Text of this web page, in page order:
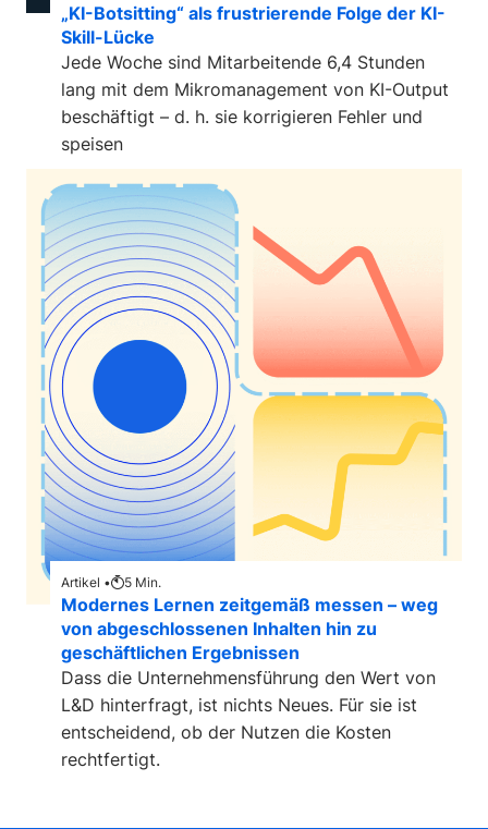
„KI-Botsitting“ als frustrierende Folge der KI-
Skill-Lücke
Jede Woche sind Mitarbeitende 6,4 Stunden
lang mit dem Mikromanagement von KI-Output
beschäftigt – d. h. sie korrigieren Fehler und
speisen
Artikel • 5 Min.
Modernes Lernen zeitgemäß messen – weg
von abgeschlossenen Inhalten hin zu
geschäftlichen Ergebnissen
Dass die Unternehmensführung den Wert von
L&D hinterfragt, ist nichts Neues. Für sie ist
entscheidend, ob der Nutzen die Kosten
rechtfertigt.